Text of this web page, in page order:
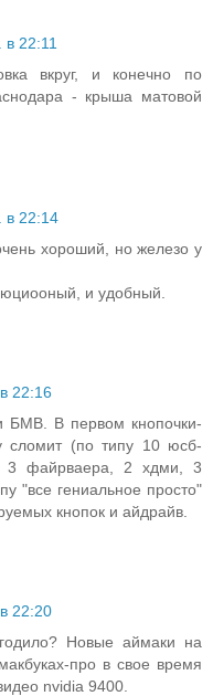
в 22:11
вкруг, и конечно по
- крыша матовой
в 22:14
хороший, но железо у
и удобный.
22:16
БМВ. В первом кнопочки-
сломит (по типу 10 юсб-
3 файрваера, 2 хдми, 3
"все гениальное просто"
кнопок и айдрайв.
22:20
Новые аймаки на
про в свое время
nvidia 9400.